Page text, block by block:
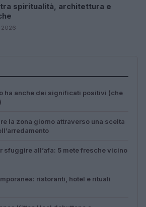
spiritualità, architettura e
2026
ha anche dei significati positivi (che
la zona giorno attraverso una scelta
sfuggire all’afa: 5 mete fresche vicino
ristoranti, hotel e rituali